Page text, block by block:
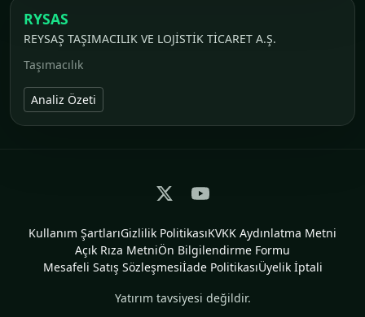
RYSAS
REYSAŞ TAŞIMACILIK VE LOJİSTİK TİCARET A.Ş.
Taşımacılık
Analiz Özeti
Kullanım ŞartlarıGizlilik PolitikasıKVKK Aydınlatma Metni
Açık Rıza MetniÖn Bilgilendirme Formu
Mesafeli Satış Sözleşmesiİade PolitikasıÜyelik İptali
Yatırım tavsiyesi değildir.